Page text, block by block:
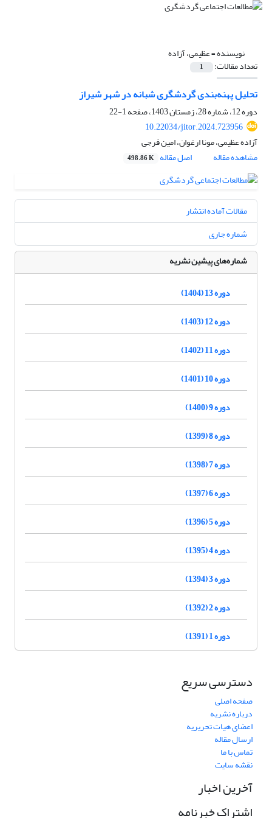
نویسنده =عظیمی، آزاده
تعداد مقالات: 1
تحلیل پهنه‌بندی گردشگری شبانه در شهر شیراز
دوره 12، شماره 28، زمستان 1403، صفحه
1-22
10.22034/jitor.2024.723956
آزاده عظیمی، مونا ارغوان، امین فرجی
مشاهده مقاله
اصل مقاله 498.86 K
مقالات آماده انتشار
شماره جاری
شماره‌های پیشین نشریه
دوره 13 (1404)
دوره 12 (1403)
دوره 11 (1402)
دوره 10 (1401)
دوره 9 (1400)
دوره 8 (1399)
دوره 7 (1398)
دوره 6 (1397)
دوره 5 (1396)
دوره 4 (1395)
دوره 3 (1394)
دوره 2 (1392)
دوره 1 (1391)
دسترسی سریع
صفحه اصلی
درباره نشریه
اعضای هیات تحریریه
ارسال مقاله
تماس با ما
نقشه سایت
آخرین اخبار
اشتراک خبرنامه